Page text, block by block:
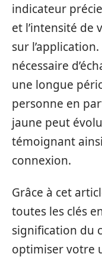
indicateur
et l’intensité de
sur
nécessaire
une longue
personne en
jaune peut
témoignant
connexion.
Grâce à cet
toutes les clés
signification du
optimiser votre